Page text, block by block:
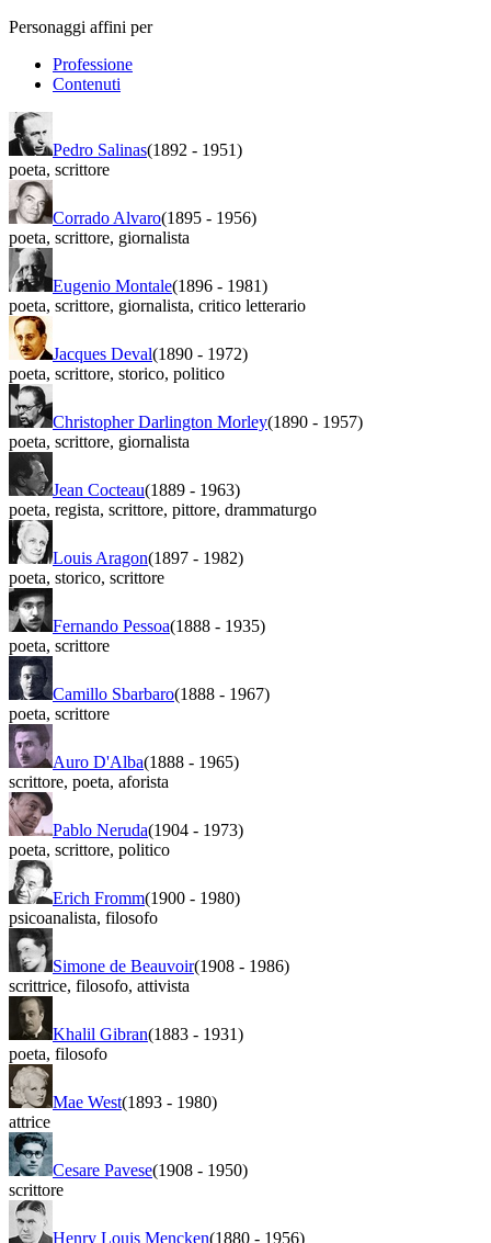
Personaggi affini per
Professione
Contenuti
Pedro Salinas(1892 - 1951)
poeta, scrittore
Corrado Alvaro(1895 - 1956)
poeta, scrittore, giornalista
Eugenio Montale(1896 - 1981)
poeta, scrittore, giornalista, critico letterario
Jacques Deval(1890 - 1972)
poeta, scrittore, storico, politico
Christopher Darlington Morley(1890 - 1957)
poeta, scrittore, giornalista
Jean Cocteau(1889 - 1963)
poeta, regista, scrittore, pittore, drammaturgo
Louis Aragon(1897 - 1982)
poeta, storico, scrittore
Fernando Pessoa(1888 - 1935)
poeta, scrittore
Camillo Sbarbaro(1888 - 1967)
poeta, scrittore
Auro D'Alba(1888 - 1965)
scrittore, poeta, aforista
Pablo Neruda(1904 - 1973)
poeta, scrittore, politico
Erich Fromm(1900 - 1980)
psicoanalista, filosofo
Simone de Beauvoir(1908 - 1986)
scrittrice, filosofo, attivista
Khalil Gibran(1883 - 1931)
poeta, filosofo
Mae West(1893 - 1980)
attrice
Cesare Pavese(1908 - 1950)
scrittore
Henry Louis Mencken(1880 - 1956)